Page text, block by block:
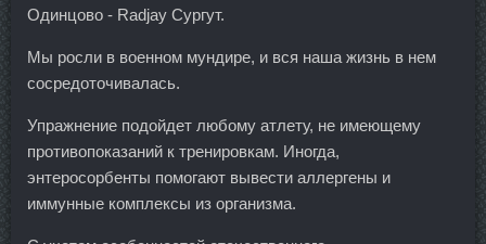
Одинцово - Radjay Сургут.
Мы росли в военном мундире, и вся наша жизнь в нем
сосредоточивалась.
Упражнение подойдет любому атлету, не имеющему
противопоказаний к тренировкам. Иногда,
энтеросорбенты помогают вывести аллергены и
иммунные комплексы из организма.